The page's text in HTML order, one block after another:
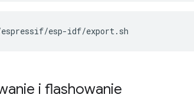
esp-idf/export.sh
i flashowanie